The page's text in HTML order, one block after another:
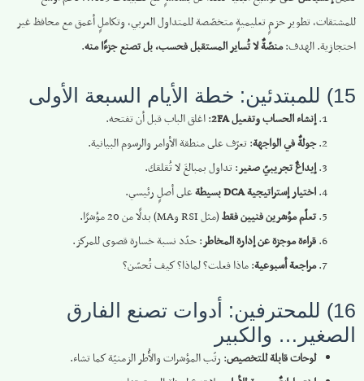
للمشتقات، تطوير حزمٍ تعليميةٍ متخصّصة للمتداول العربي، وتكاملٍ أعمق مع محافظ غير
احتجازية. الهدف:منصّةٌ لا تُساير المستقبل فحسب، بل تصنع جزءًا منه.
15) للمبتدئين: خطة الأيام السبعة الأولى
إنشاء الحساب وتفعيل 2FA
: اغلق الباب قبل أن تفتحه.
جولةٌ في الواجهة: تعرّف على منطقة الأوامر والرسوم البيانية.
إيداعٌ تجريبيّ صغير: تداول بمبالغَ لا تُقلقك.
اختيار إستراتيجية DCA بسيطة
على أصلٍ رئيسي.
تعلّم مؤشرين فنيين فقط(مثل RSI وMA) بدلًا من 20 مؤشرًا.
قراءة موجزة عن إدارة المخاطر: حدّد نسبة خسارة قصوى للمركز.
مراجعة أسبوعية: ماذا فعلت؟ لماذا؟ كيف تُحسّن؟
16) للمحترفين: أدوات تصنع الفارق
الصغير… والكبير
لوحات قابلة للتخصيص: رتّب المؤشرات والأُطر الزمنيّة كما تشاء.